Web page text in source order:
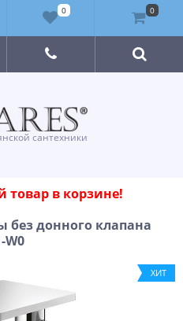
сантехники
товар в корзине!
без донного клапана
W0
ХИТ
0 0